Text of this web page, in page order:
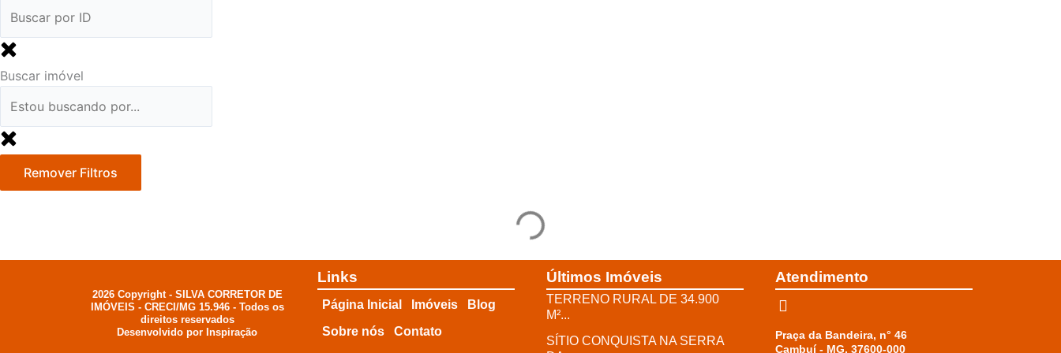
Buscar imóvel
Remover Filtros
2026 Copyright - SILVA CORRETOR DE
IMÓVEIS - CRECI/MG 15.946 - Todos os
direitos reservados
Desenvolvido por Inspiração
Links
Página Inicial Imóveis
Blog
Sobre nós
Contato
Últimos Imóveis
TERRENO RURAL DE 34.900
M²...
SÍTIO CONQUISTA NA SERRA
Atendimento
Praça da Bandeira, n° 46
Cambuí - MG, 37600-000